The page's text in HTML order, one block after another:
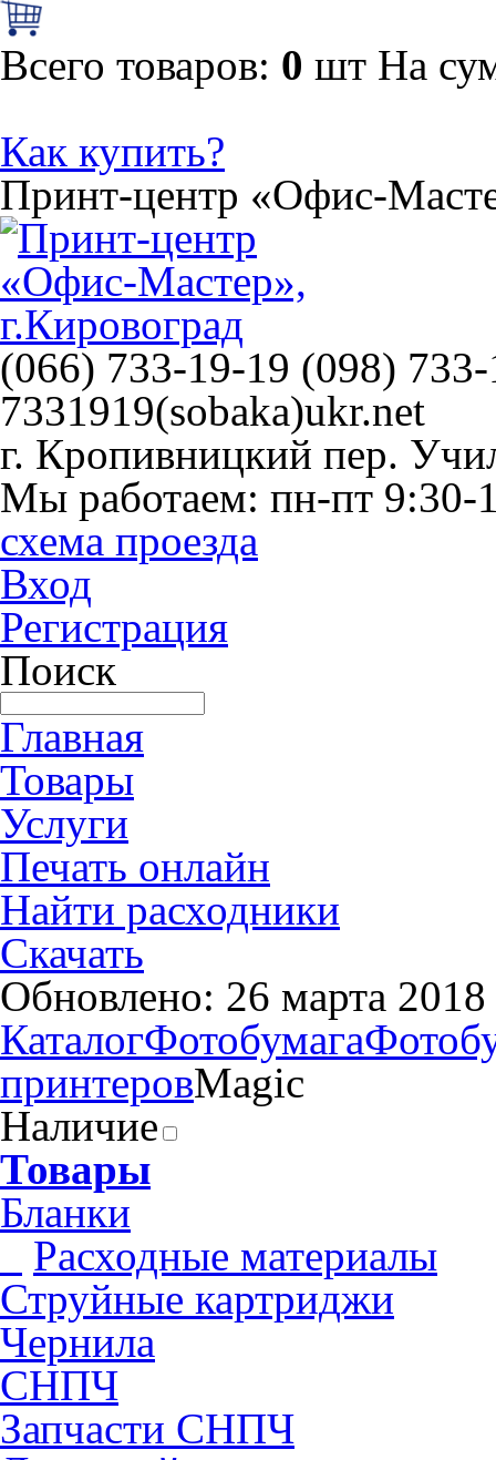
Всего товаров: 0 шт На
Как купить?
Принт-центр «Офис-
(066) 733-19-19 (098)
7331919(sobaka)ukr.net
г. Кропивницкий пер.
Мы работаем: пн-пт 9:30-
схема проезда
Вход
Регистрация
Поиск
Главная
Товары
Услуги
Печать онлайн
Найти расходники
Скачать
Обновлено: 26 марта 2018
КаталогФотобумага
принтеровMagic
Наличие
Товары
Бланки
Pасходные материалы
Струйные картриджи
Чернила
СНПЧ
Запчасти СНПЧ